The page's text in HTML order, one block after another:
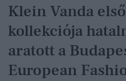
Klein Vanda
kollekciója
aratott a
European